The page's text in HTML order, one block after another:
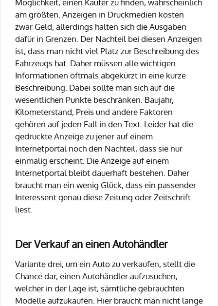
am größten. Anzeigen in Druckmedien kosten
zwar Geld, allerdings halten sich die Ausgaben
dafür in Grenzen. Der Nachteil bei diesen Anzeigen
ist, dass man nicht viel Platz zur Beschreibung des
Fahrzeugs hat. Daher müssen alle wichtigen
Informationen oftmals abgekürzt in eine kurze
Beschreibung. Dabei sollte man sich auf die
wesentlichen Punkte beschränken. Baujahr,
Kilometerstand, Preis und andere Faktoren
gehören auf jeden Fall in den Text. Leider hat die
gedruckte Anzeige zu jener auf einem
Internetportal noch den Nachteil, dass sie nur
einmalig erscheint. Die Anzeige auf einem
Internetportal bleibt dauerhaft bestehen. Daher
braucht man ein wenig Glück, dass ein passender
Interessent genau diese Zeitung oder Zeitschrift
liest.
Der Verkauf an einen Autohändler
Variante drei, um ein Auto zu verkaufen, stellt die
Chance dar, einen Autohändler aufzusuchen,
welcher in der Lage ist, sämtliche gebrauchten
Modelle aufzukaufen. Hier braucht man nicht lange